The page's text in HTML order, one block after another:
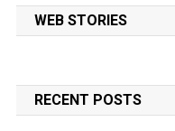
WEB STORIES
RECENT POSTS